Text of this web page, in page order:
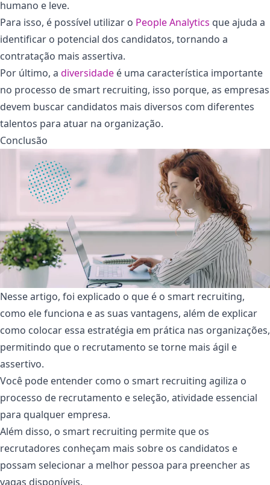
humano e leve.
Para isso, é possível utilizar o People Analytics que ajuda a
identificar o potencial dos candidatos, tornando a
contratação mais assertiva.
Por último, a diversidade é uma característica importante
no processo de smart recruiting, isso porque, as empresas
devem buscar candidatos mais diversos com diferentes
talentos para atuar na organização.
Conclusão
Nesse artigo, foi explicado o que é o smart recruiting,
como ele funciona e as suas vantagens, além de explicar
como colocar essa estratégia em prática nas organizações,
permitindo que o recrutamento se torne mais ágil e
assertivo.
Você pode entender como o smart recruiting agiliza o
processo de recrutamento e seleção, atividade essencial
para qualquer empresa.
Além disso, o smart recruiting permite que os
recrutadores conheçam mais sobre os candidatos e
possam selecionar a melhor pessoa para preencher as
vagas disponíveis.